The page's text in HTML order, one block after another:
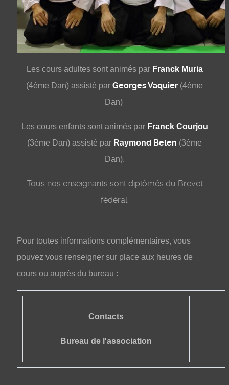
Les cours adultes sont animés par Franck Muria
(4ème Dan) assisté par Georges Vaquier (4ème
Dan)
Les cours enfants sont animés par Franck Courjou
(3ème Dan) assisté par Raymond Belen (3ème
Dan).
Tous nos enseignants sont diplômés du Brevet
fédéral.
Pour toutes informations complémentaires, vous
pouvez vous renseigner sur place aux heures de
cours ou auprès du bureau :
Contacts
Bureau de l'association